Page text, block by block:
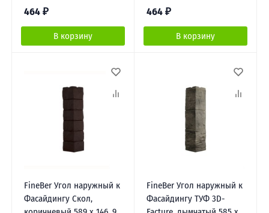
464 ₽
В корзину
464 ₽
В корзину
FineBer Угол наружный к
Фасайдингу Скол,
FineBer Угол наружный к
Фасайдингу ТУФ 3D-